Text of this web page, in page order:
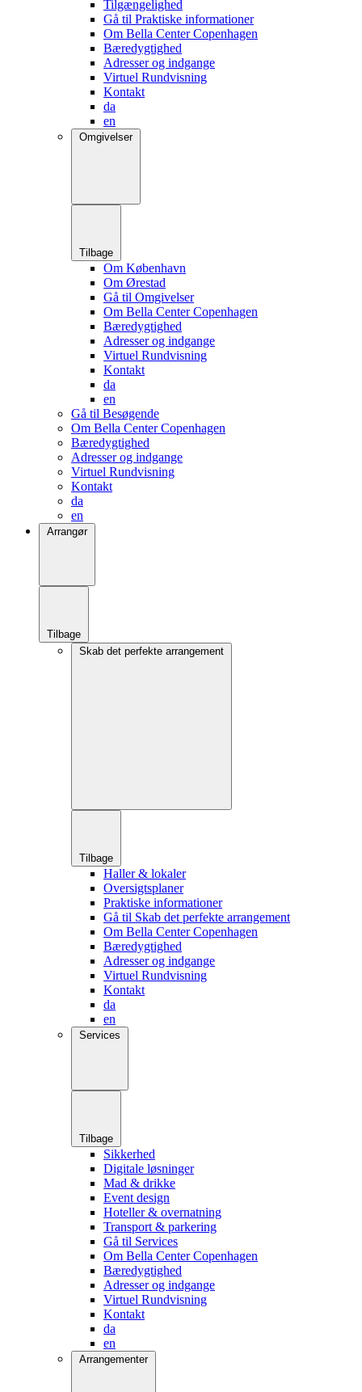
Tilgængelighed
Gå til Praktiske informationer
Om Bella Center Copenhagen
Bæredygtighed
Adresser og indgange
Virtuel Rundvisning
Kontakt
da
en
Omgivelser
Tilbage
Om København
Om Ørestad
Gå til Omgivelser
Om Bella Center Copenhagen
Bæredygtighed
Adresser og indgange
Virtuel Rundvisning
Kontakt
da
en
Gå til Besøgende
Om Bella Center Copenhagen
Bæredygtighed
Adresser og indgange
Virtuel Rundvisning
Kontakt
da
en
Arrangør
Tilbage
Skab det perfekte arrangement
Tilbage
Haller & lokaler
Oversigtsplaner
Praktiske informationer
Gå til Skab det perfekte arrangement
Om Bella Center Copenhagen
Bæredygtighed
Adresser og indgange
Virtuel Rundvisning
Kontakt
da
en
Services
Tilbage
Sikkerhed
Digitale løsninger
Mad & drikke
Event design
Hoteller & overnatning
Transport & parkering
Gå til Services
Om Bella Center Copenhagen
Bæredygtighed
Adresser og indgange
Virtuel Rundvisning
Kontakt
da
en
Arrangementer